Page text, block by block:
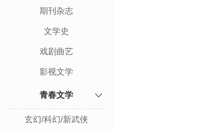
期刊杂志
文学史
戏剧曲艺
影视文学
青春文学
玄幻/科幻/新武侠